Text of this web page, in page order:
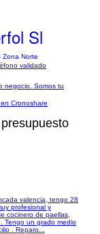
Sl
Zona Norte
validado
negocio. Somos tu
Cronoshare
valencia, tengo 28
profesional y
cocinero de paellas,
Tengo un grado medio
. Reparo...